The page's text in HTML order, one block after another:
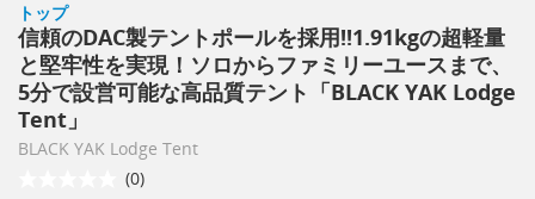
トップ
信頼のDAC製テントポールを採用!!1.91kgの超軽量
と堅牢性を実現！ソロからファミリーユースまで、
5分で設営可能な高品質テント「BLACK YAK Lodge
Tent」
BLACK YAK Lodge Tent
(0)